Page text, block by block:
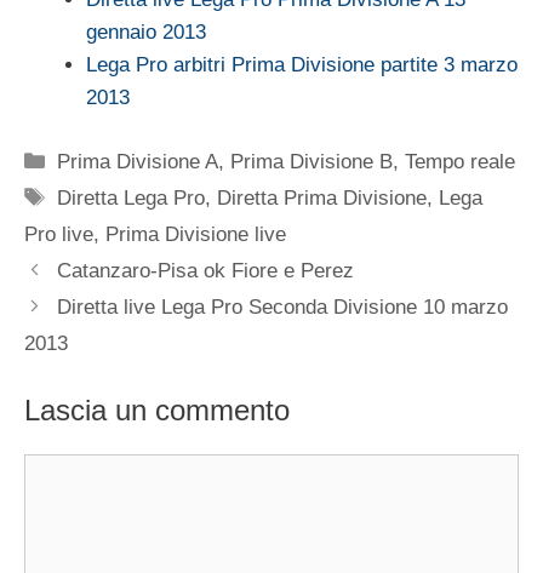
gennaio 2013
Lega Pro arbitri Prima Divisione partite 3 marzo
2013
Categorie
Prima Divisione A, Prima Divisione B,Tempo reale
Tag
Diretta Lega Pro, Diretta Prima Divisione, Lega
Pro live, Prima Divisione live
Catanzaro-Pisa ok Fiore e Perez
Diretta live Lega Pro Seconda Divisione 10 marzo
2013
Lascia un commento